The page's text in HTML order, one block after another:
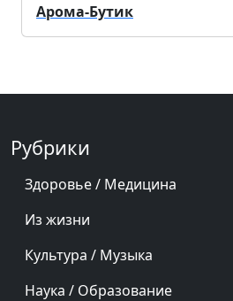
Арома-Бутик
Рубрики
Здоровье / Медицина
Из жизни
Культура / Музыка
Наука / Образование